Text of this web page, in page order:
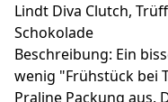
Lindt Diva Clutch,
Schokolade
Beschreibung: Ein
wenig "Frühstück bei
Praline Packung aus.